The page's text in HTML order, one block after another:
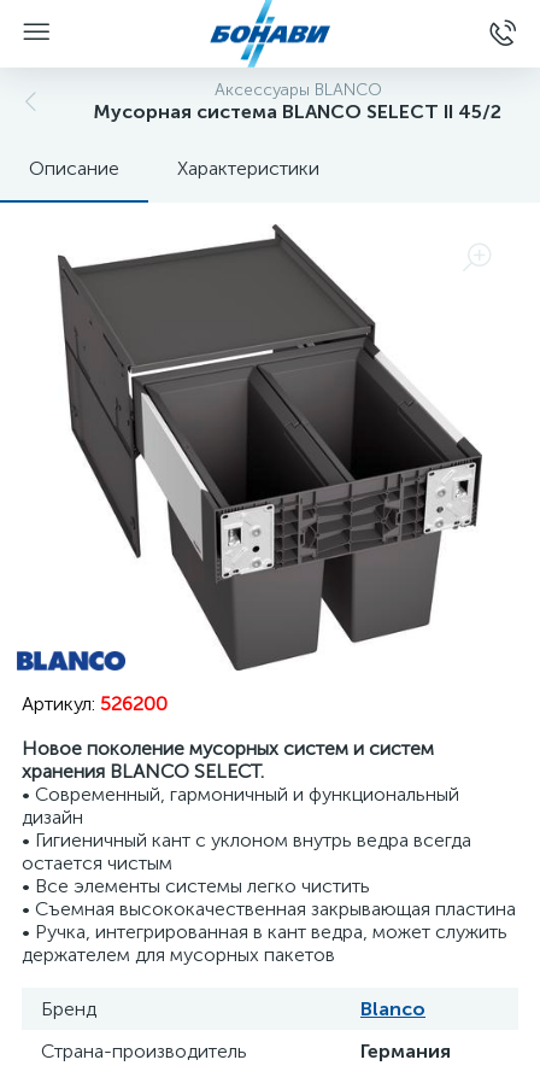
Аксессуары BLANCO
Мусорная система BLANCO SELECT II 45/2
Описание Характеристики
Артикул: 526200
Новое поколение мусорных систем и систем
хранения BLANCO SELECT.
• Современный, гармоничный и функциональный
дизайн
• Гигиеничный кант с уклоном внутрь ведра всегда
остается чистым
• Все элементы системы легко чистить
• Съемная высококачественная закрывающая пластина
• Ручка, интегрированная в кант ведра, может служить
держателем для мусорных пакетов
Бренд
Blanco
Страна-производитель
Германия